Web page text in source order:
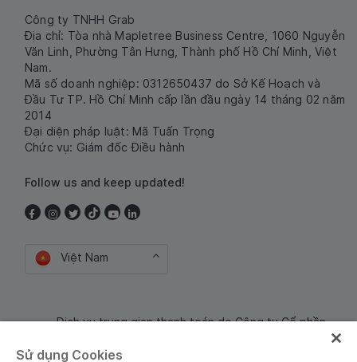
Công ty TNHH Grab
Địa chỉ: Tòa nhà Mapletree Business Centre, 1060 Nguyễn
Văn Linh, Phường Tân Hưng, Thành phố Hồ Chí Minh, Việt
Nam.
Mã số doanh nghiệp: 0312650437 do Sở Kế Hoạch và
Đầu Tư TP. Hồ Chí Minh cấp lần đầu ngày 14 tháng 02 năm
2014
Đại diện pháp luật: Mã Tuấn Trọng
Chức vụ: Giám đốc Điều hành
Follow us and keep updated!
Việt Nam
Dịch vụ trung gian thanh toán do Công ty Cổ phần
Sử dụng Cookies